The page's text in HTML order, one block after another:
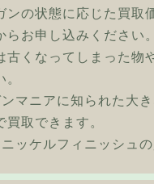
の状態に応じた買
お申し込みください。
くなってしまった物
マニアに知られた大
取できます。
ッケルフィニッシュ